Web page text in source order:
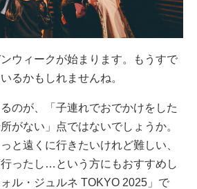
ウィークが始まります。もうすで
るかもしれませんね。
のが、「子連れでおでかけをした
がない」点ではないでしょうか。
と遠くに行きたいけれど難しい、
ったし…という方にもおすすめし
ル・ジュルネ TOKYO 2025」で